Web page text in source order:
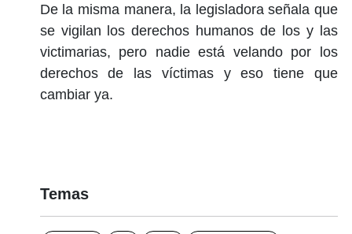
De la misma manera, la legisladora señala que
se vigilan los derechos humanos de los y las
victimarias, pero nadie está velando por los
derechos de las víctimas y eso tiene que
cambiar ya.
Temas